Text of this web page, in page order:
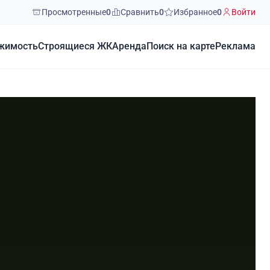
Просмотренные0 Сравнить0 Избранное0 Войти
Строящиеся ЖКАренда Поиск на карте Реклама